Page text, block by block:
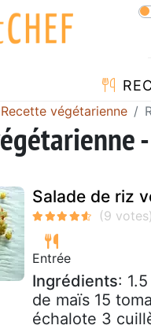
Recette végétarienne
Salade de riz
Entrée
Ingrédients:
de maïs 15
échalote 3